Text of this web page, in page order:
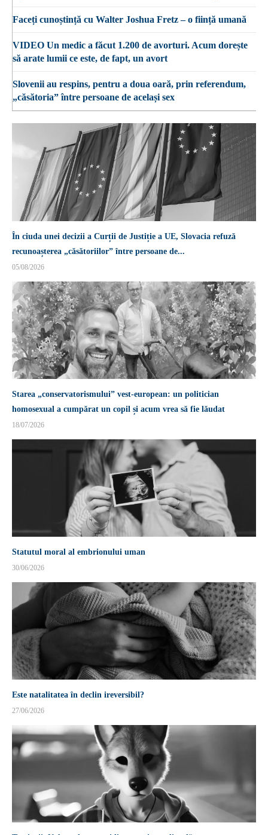
În ciuda unei decizii a Curții de Justiție a UE, Slovacia refuză
recunoașterea „căsătoriilor” între persoane de...
05/08/2026
Starea „conservatorismului” vest-european: un politician
homosexual a cumpărat un copil și acum vrea să fie lăudat
18/07/2026
Statutul moral al embrionului uman
30/06/2026
Este natalitatea în declin ireversibil?
27/06/2026
Faceți cunoștință cu Walter Joshua Fretz – o ființă umană
VIDEO Un medic a făcut 1.200 de avorturi. Acum dorește
să arate lumii ce este, de fapt, un avort
Slovenii au respins, pentru a doua oară, prin referendum,
„căsătoria” între persoane de același sex